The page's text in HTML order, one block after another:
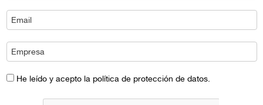
He leído y acepto la política de protección de datos.